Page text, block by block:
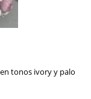
tonos ivory y palo